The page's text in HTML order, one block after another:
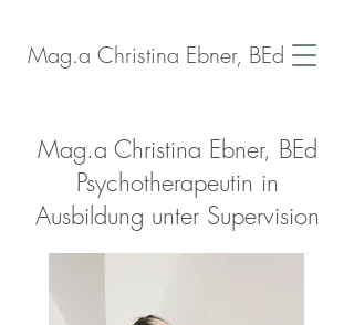
Mag.a Christina Ebner, BEd
Mag.a Christina Ebner, BEd
Psychotherapeutin in
Ausbildung unter Supervision